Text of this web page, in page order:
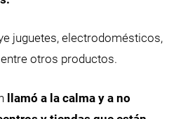
juguetes, electrodomésticos,
otros productos.
llamó a la calma y a no